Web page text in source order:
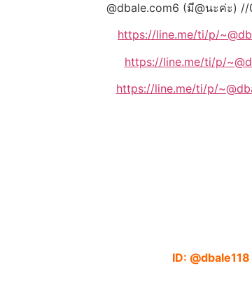
@dbale.com6 (มี@นะค่ะ)
https://line.me/ti/p/
https://line.me/ti/p/
https://line.me/ti/p/
ID: @dbale118